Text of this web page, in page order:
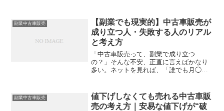
ある。この記事では、初心者がつまずき
やすい出費ポイン...
副業中古車販売
【副業でも現実的】中古車販売が
成り立つ人・失敗する人のリアル
と考え方
「中古車販売って、副業で成り立つ
の？」そんな不安、正直に言えばかなり
多い。ネットを見れば、「誰でも月◯万
幅のある話”じゃなく、副業として現実的
に成り立つのか？どんな人...
副業中古車販売
値下げしなくても売れる中古車販
売の考え方｜安易な値下げが“破